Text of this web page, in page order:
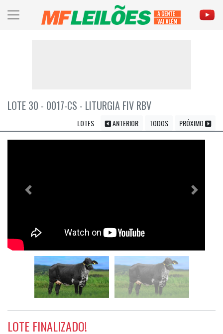
LOTE 30 - 0017-CS - LITURGIA FIV RBV
LOTES ANTERIOR TODOS PRÓXIMO
Previous Próximo
LOTE FINALIZADO!